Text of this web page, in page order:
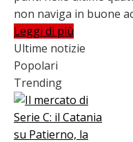
non naviga in buone
Leggi di più
Ultime notizie
Popolari
Trending